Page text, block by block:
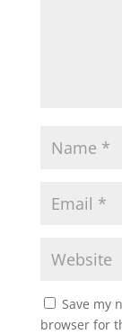
Save my
browser for